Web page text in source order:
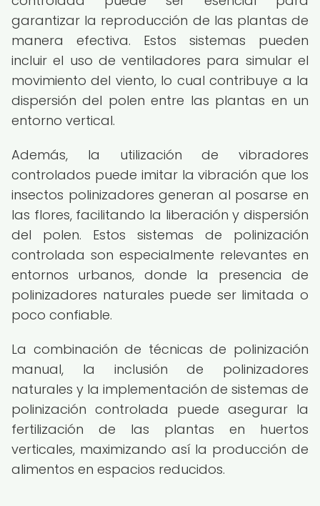
garantizar la reproducción de las plantas de
manera efectiva. Estos sistemas pueden
incluir el uso de ventiladores para simular el
movimiento del viento, lo cual contribuye a la
dispersión del polen entre las plantas en un
entorno vertical.
Además, la utilización de vibradores
controlados puede imitar la vibración que los
insectos polinizadores generan al posarse en
las flores, facilitando la liberación y dispersión
del polen. Estos sistemas de polinización
controlada son especialmente relevantes en
entornos urbanos, donde la presencia de
polinizadores naturales puede ser limitada o
poco confiable.
La combinación de técnicas de polinización
manual, la inclusión de polinizadores
naturales y la implementación de sistemas de
polinización controlada puede asegurar la
fertilización de las plantas en huertos
verticales, maximizando así la producción de
alimentos en espacios reducidos.